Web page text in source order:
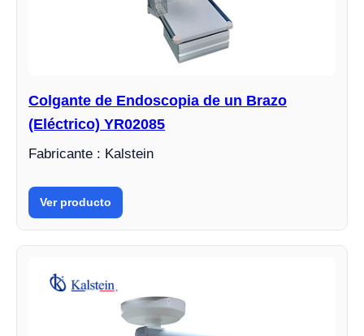
Colgante de Endoscopia de un Brazo
(Eléctrico) YR02085
Fabricante : Kalstein
Ver producto